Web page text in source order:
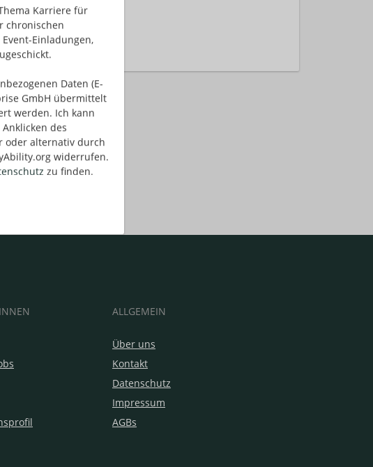
Karriere für
chronischen
Einladungen,
Daten (E-
GmbH übermittelt
werden. Ich kann
des
oder alternativ durch
widerrufen.
zu finden.
gefunden.
starten
ALLGEMEIN
Über uns
Kontakt
Datenschutz
Impressum
AGBs